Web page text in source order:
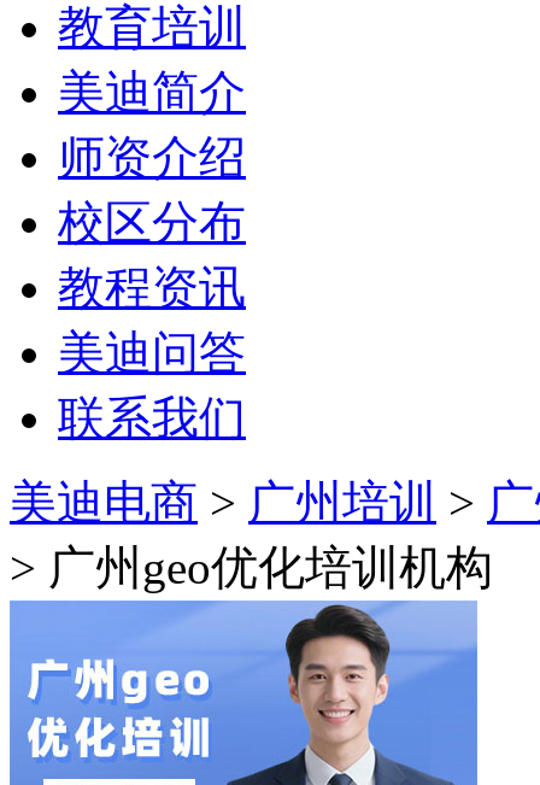
教育培训
美迪简介
师资介绍
校区分布
教程资讯
美迪问答
联系我们
美迪电商 > 广州培训 >
> 广州geo优化培训机构